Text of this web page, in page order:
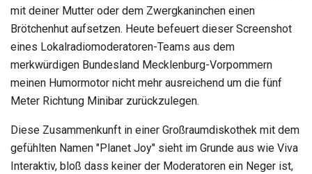
mit deiner Mutter oder dem Zwergkaninchen einen
Brötchenhut aufsetzen. Heute befeuert dieser Screenshot
eines Lokalradiomoderatoren-Teams aus dem
merkwürdigen Bundesland Mecklenburg-Vorpommern
meinen Humormotor nicht mehr ausreichend um die fünf
Meter Richtung Minibar zurückzulegen.
Diese Zusammenkunft in einer Großraumdiskothek mit dem
gefühlten Namen "Planet Joy" sieht im Grunde aus wie Viva
Interaktiv, bloß dass keiner der Moderatoren ein Neger ist,